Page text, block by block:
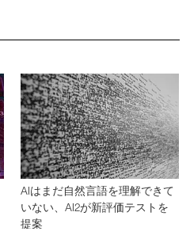
AIはまだ自然言語を理解できて
いない、AI2が新評価テストを
提案